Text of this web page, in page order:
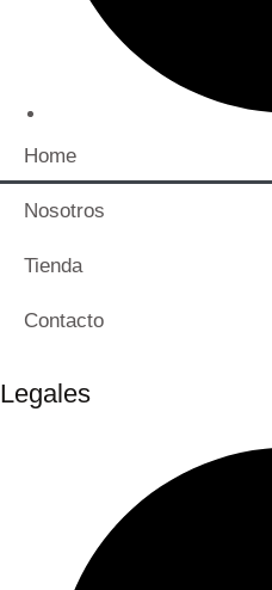
Home
Nosotros
Tienda
Contacto
Legales